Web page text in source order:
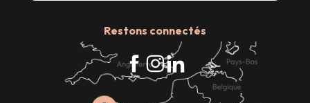
Restons connectés